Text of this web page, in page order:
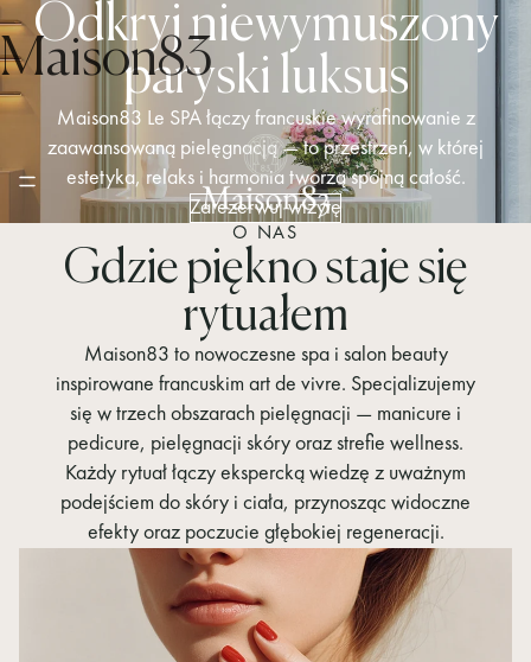
Maison83
Odkryj niewymuszony
paryski luksus
Maison83 Le SPA łączy francuskie wyrafinowanie z
zaawansowaną pielęgnacją — to przestrzeń, w której
estetyka, relaks i harmonia tworzą spójną całość.
Zarezerwuj wizytę
O NAS
Gdzie piękno staje się
rytuałem
Maison83 to nowoczesne spa i salon beauty
inspirowane francuskim art de vivre. Specjalizujemy
się w trzech obszarach pielęgnacji — manicure i
pedicure, pielęgnacji skóry oraz strefie wellness.
Każdy rytuał łączy ekspercką wiedzę z uważnym
podejściem do skóry i ciała, przynosząc widoczne
efekty oraz poczucie głębokiej regeneracji.